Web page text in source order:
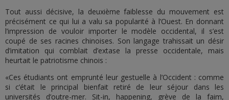
Tout aussi décisive, la deuxième faiblesse du mouvement est
précisément ce qui lui a valu sa popularité à l’Ouest. En donnant
l’impression de vouloir importer le modèle occidental, il s’est
coupé de ses racines chinoises. Son langage trahissait un désir
d’imitation qui comblait d’extase la presse occidentale, mais
heurtait le patriotisme chinois :
«Ces étudiants ont emprunté leur gestuelle à l’Occident : comme
si c’était le principal bienfait retiré de leur séjour dans les
universités d’outre-mer. Sit-in, happening, grève de la faim,